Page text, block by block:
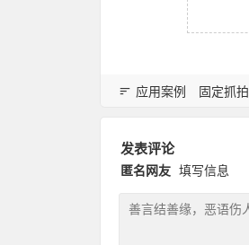
应用案例 固定抓拍
发表评论
匿名网友 填写信息